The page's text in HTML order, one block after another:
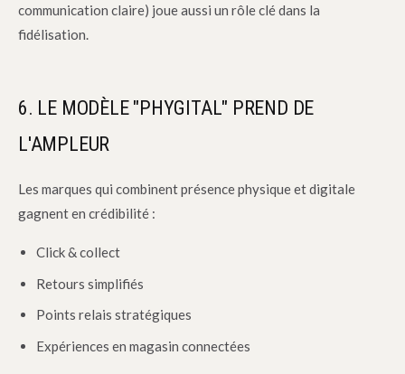
communication claire) joue aussi un rôle clé dans la
fidélisation.
6. LE MODÈLE "PHYGITAL" PREND DE
L'AMPLEUR
Les marques qui combinent présence physique et digitale
gagnent en crédibilité :
Click & collect
Retours simplifiés
Points relais stratégiques
Expériences en magasin connectées